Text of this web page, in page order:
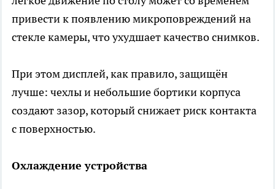
привести к появлению микроповреждений на
стекле камеры, что ухудшает качество снимков.
При этом дисплей, как правило, защищён
лучше: чехлы и небольшие бортики корпуса
создают зазор, который снижает риск контакта
с поверхностью.
Охлаждение устройства